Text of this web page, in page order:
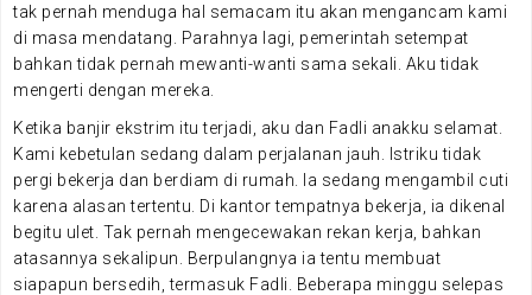
tak pernah menduga hal semacam itu akan mengancam kami
di masa mendatang. Parahnya lagi, pemerintah setempat
bahkan tidak pernah mewanti-wanti sama sekali. Aku tidak
mengerti dengan mereka.
Ketika banjir ekstrim itu terjadi, aku dan Fadli anakku selamat.
Kami kebetulan sedang dalam perjalanan jauh. Istriku tidak
pergi bekerja dan berdiam di rumah. Ia sedang mengambil cuti
karena alasan tertentu. Di kantor tempatnya bekerja, ia dikenal
begitu ulet. Tak pernah mengecewakan rekan kerja, bahkan
atasannya sekalipun. Berpulangnya ia tentu membuat
siapapun bersedih, termasuk Fadli. Beberapa minggu selepas